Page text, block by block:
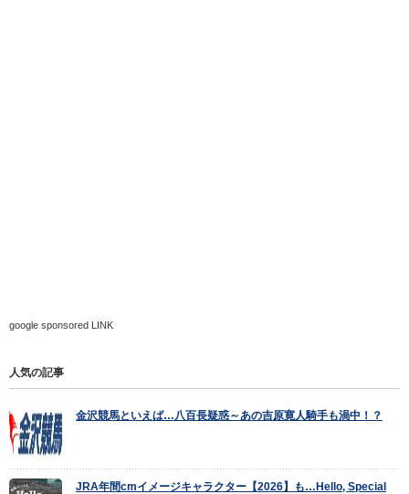
google sponsored LINK
人気の記事
金沢競馬といえば…八百長疑惑～あの吉原寛人騎手も渦中！？
JRA年間cmイメージキャラクター【2026】も…Hello, Special